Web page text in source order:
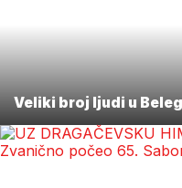
Veliki broj ljudi u